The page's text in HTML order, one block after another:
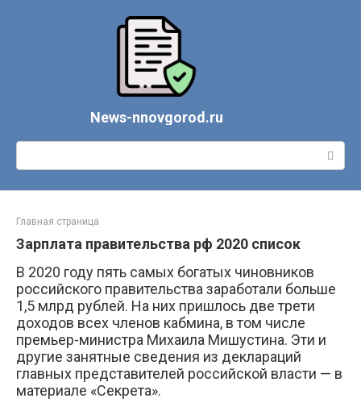
News-nnovgorod.ru
Поиск:
Главная страница
Зарплата правительства рф 2020 список
В 2020 году пять самых богатых чиновников
российского правительства заработали больше
1,5 млрд рублей. На них пришлось две трети
доходов всех членов кабмина, в том числе
премьер-министра Михаила Мишустина. Эти и
другие занятные сведения из деклараций
главных представителей российской власти — в
материале «Секрета».